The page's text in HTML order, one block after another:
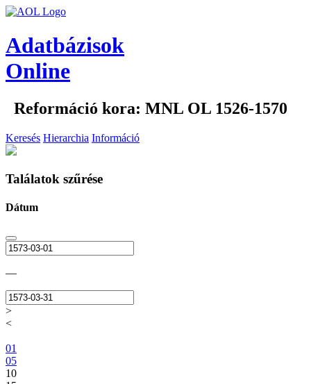
Adatbázisok
Online
Reformáció kora: MNL OL 1526-1570
Keresés Hierarchia Információ
Találatok szűrése
Dátum
—
>
<
01
05
10